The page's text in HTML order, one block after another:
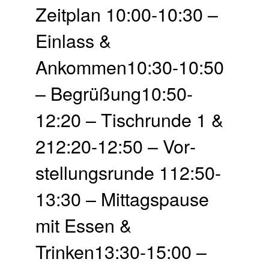
Zeit­plan 10:00-10:30 –
Einlass &
Ankommen10:30-10:50
– Begrü­ßung10:50-
12:20 – Tisch­runde 1 &
212:20-12:50 – Vor­
stellungs­runde 112:50-
13:30 – Mittags­pause
mit Essen &
Trinken13:30-15:00 –